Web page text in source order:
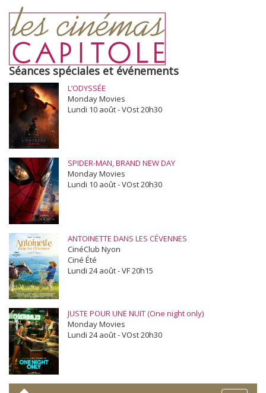
Séances spéciales et événements
L’ODYSSÉE
Monday Movies
Lundi 10 août - VOst 20h30
SPIDER-MAN, BRAND NEW DAY
Monday Movies
Lundi 10 août - VOst 20h30
ANTOINETTE DANS LES CÉVENNES
CinéClub Nyon
Ciné Été
Lundi 24 août - VF 20h15
JUSTE POUR UNE NUIT (One night only)
Monday Movies
Lundi 24 août - VOst 20h30